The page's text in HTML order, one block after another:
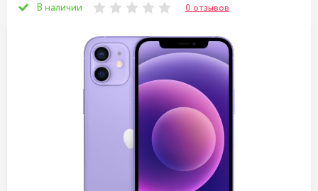
В наличии 0 отзывов